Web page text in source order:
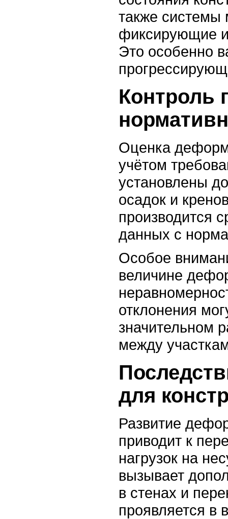
также системы
фиксирующие
Это особенно
Контроль
Оценка
учётом
установлены
осадок и
производится
данных с
Особое
величине
отклонения
значительном
между
для
Развитие
приводит к
нагрузок на
вызывает
в стенах и
проявляется в